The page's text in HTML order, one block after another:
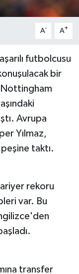
A- A+
futbolcusu
bir
Nottingham
Avrupa
Yılmaz,
taktı.
rekoru
var. Bu
transfer